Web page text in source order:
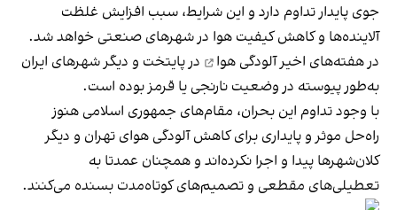
جوی پایدار تداوم دارد و این شرایط، سبب افزایش غلظت
آلاینده‌ها و کاهش کیفیت هوا در شهر‌های صنعتی خواهد شد.
در هفته‌های اخیرآلودگی هوا
در پایتخت و دیگر شهرهای ایران
به‌طور پیوسته در وضعیت نارنجی یا قرمز بوده‌ است.
با وجود تداوم این بحران، مقام‌های جمهوری اسلامی هنوز
راه‌حل موثر و پایداری برای کاهش آلودگی هوای تهران و دیگر
کلان‌شهرها پیدا و اجرا نکرده‌اند و همچنان عمدتا به
تعطیلی‌های مقطعی و تصمیم‌های کوتاه‌مدت بسنده می‌کنند.